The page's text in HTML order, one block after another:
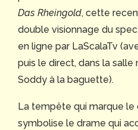
Das Rheingold, cette
double visionnage du
en ligne par LaScalaTv
puis le direct, dans la
Soddy à la baguette).
La tempête qui marque le
symbolise le drame qui